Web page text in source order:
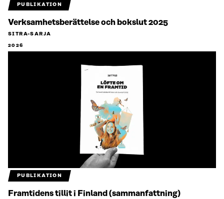
PUBLIKATION
Verksamhetsberättelse och bokslut 2025
SITRA-SARJA
2026
PUBLIKATION
Framtidens tillit i Finland (sammanfattning)